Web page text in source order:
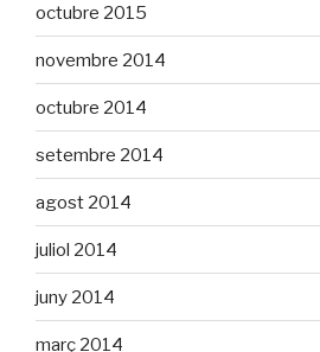
octubre 2015
novembre 2014
octubre 2014
setembre 2014
agost 2014
juliol 2014
juny 2014
març 2014